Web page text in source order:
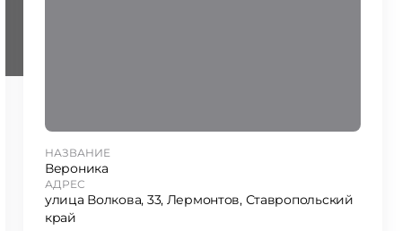
НАЗВАНИЕ
Вероника
АДРЕС
улица Волкова, 33, Лермонтов, Ставропольский
край